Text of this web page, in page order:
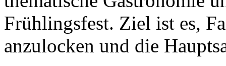
Frühlingsfest. Ziel ist es,
anzulocken und die